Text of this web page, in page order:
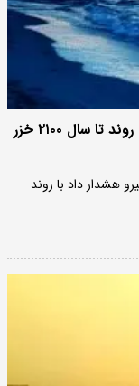
هشدار ترسناک درباره آینده دریای خزر: با این روند تا سال ۲۱۰۰ خزر
هشدار داد با روند